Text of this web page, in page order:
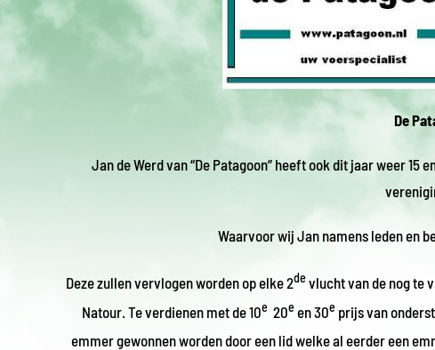
De
Jan de Werd van “De Patagoon” heeft ook dit jaar weer
Waarvoor wij Jan namens leden en
Deze zullen vervlogen worden op elke 2devlucht van de nog te
Natour. Te verdienen met de 10e 20een 30e prijs van
emmer gewonnen worden door een lid welke al eerder een